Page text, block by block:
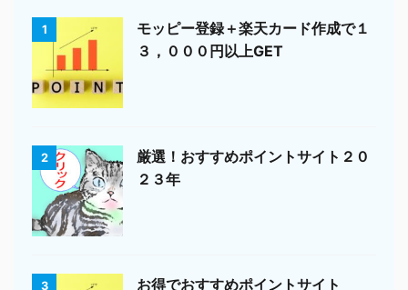
1
モッピー登録＋楽天カード作成で１
３，０００円以上GET
2
厳選！おすすめポイントサイト２０
２３年
3 お得でおすすめポイントサイト